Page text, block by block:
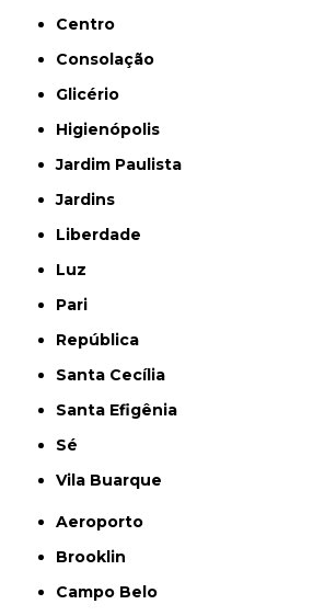
Centro
Consolação
Glicério
Higienópolis
Jardim Paulista
Jardins
Liberdade
Luz
Pari
República
Santa Cecília
Santa Efigênia
Sé
Vila Buarque
Aeroporto
Brooklin
Campo Belo